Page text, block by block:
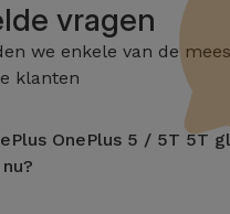
vragen
we enkele van de
klanten
OnePlus 5 / 5T 5T